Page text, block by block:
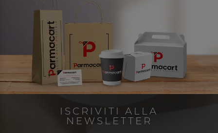
ISCRIVITI ALLA
NEWSLETTER